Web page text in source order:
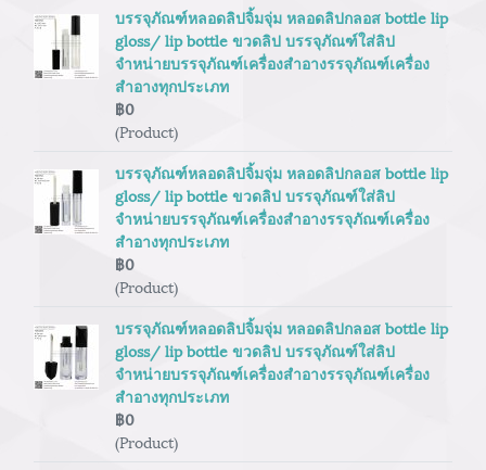
บรรจุภัณฑ์หลอดลิปจิ้มจุ่ม หลอดลิปกลอส bottle lip
gloss/ lip bottle ขวดลิป บรรจุภัณฑ์ใส่ลิป
จำหน่ายบรรจุภัณฑ์เครื่องสำอางรรจุภัณฑ์เครื่อง
สำอางทุกประเภท
฿0
(Product)
บรรจุภัณฑ์หลอดลิปจิ้มจุ่ม หลอดลิปกลอส bottle lip
gloss/ lip bottle ขวดลิป บรรจุภัณฑ์ใส่ลิป
จำหน่ายบรรจุภัณฑ์เครื่องสำอางรรจุภัณฑ์เครื่อง
สำอางทุกประเภท
฿0
(Product)
บรรจุภัณฑ์หลอดลิปจิ้มจุ่ม หลอดลิปกลอส bottle lip
gloss/ lip bottle ขวดลิป บรรจุภัณฑ์ใส่ลิป
จำหน่ายบรรจุภัณฑ์เครื่องสำอางรรจุภัณฑ์เครื่อง
สำอางทุกประเภท
฿0
(Product)